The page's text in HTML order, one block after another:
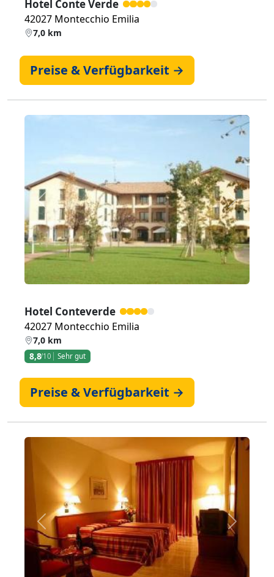
Hotel Conte Verde
42027 Montecchio Emilia
7,0 km
Preise & Verfügbarkeit →
Zurück Weiter
Hotel Conteverde
42027 Montecchio Emilia
7,0 km
8,8/10 Sehr gut
Preise & Verfügbarkeit →
Zurück Weiter